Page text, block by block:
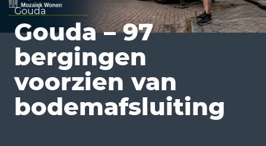
Gouda
Gouda – 97
bergingen
voorzien van
bodemafsluiting